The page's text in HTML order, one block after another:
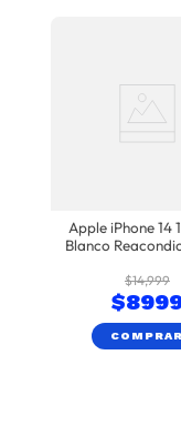
Apple iPhone 14
Blanco
$14,999
$
COMPRAR